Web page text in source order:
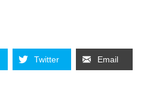
Twitter Email